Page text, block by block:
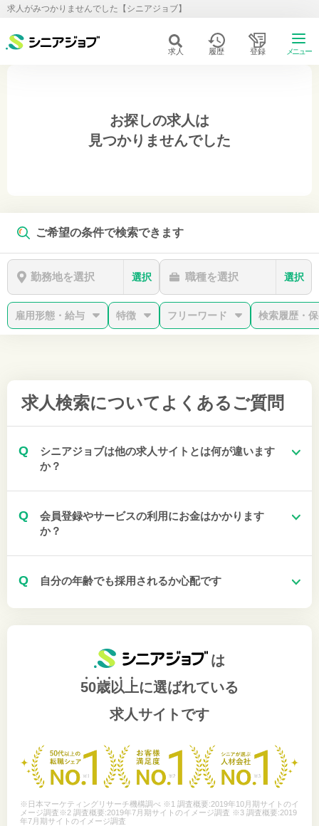
求人がみつかりませんでした【シニアジョブ】
求人 履歴 登録 メニュー
お探しの求人は
見つかりませんでした
ご希望の条件で検索できます
勤務地を選択 選択 職種を選択 選択
雇用形態・給与 特徴 フリーワード 検索履歴・
求人検索について よくあるご質問
Q
シニアジョブは他の求人サイトとは何が違います
か？
Q
会員登録やサービスの利用にお金はかかります
か？
Q 自分の年齢でも採用されるか心配です
は
50歳以上に選ばれている
求人サイトです
※日本マーケティングリサーチ機構調べ ※1 調査概要:2019年10月期サイトのイ
メージ調査※2 調査概要:2019年7月期サイトのイメージ調査 ※3 調査概要:2019
年7月期サイトのイメージ調査